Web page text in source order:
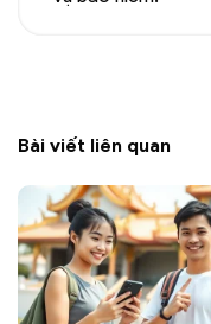
Bài viết liên quan